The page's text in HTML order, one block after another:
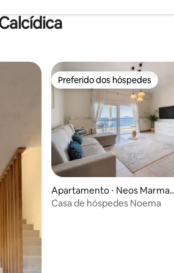
Preferido dos hóspedes
Preferido dos hóspedes
Apartamento ⋅ Neos Marmar
as
Casa de hóspedes Noema